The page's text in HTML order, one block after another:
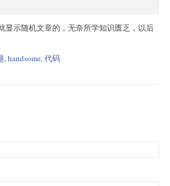
显示随机文章的，无奈所学知识匮乏，以后
,handsome,代码